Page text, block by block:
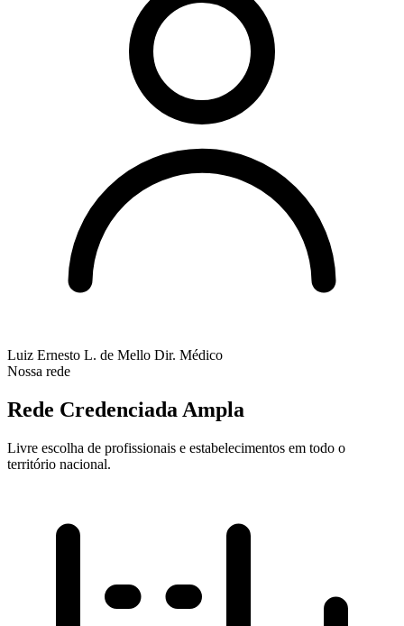
Luiz Ernesto L. de Mello Dir. Médico
Nossa rede
Rede Credenciada Ampla
Livre escolha de profissionais e estabelecimentos em todo o
território nacional.